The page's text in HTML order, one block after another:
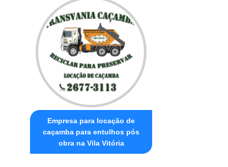
Empresa para locação de
caçamba para entulhos pós
obra na Vila Vitória